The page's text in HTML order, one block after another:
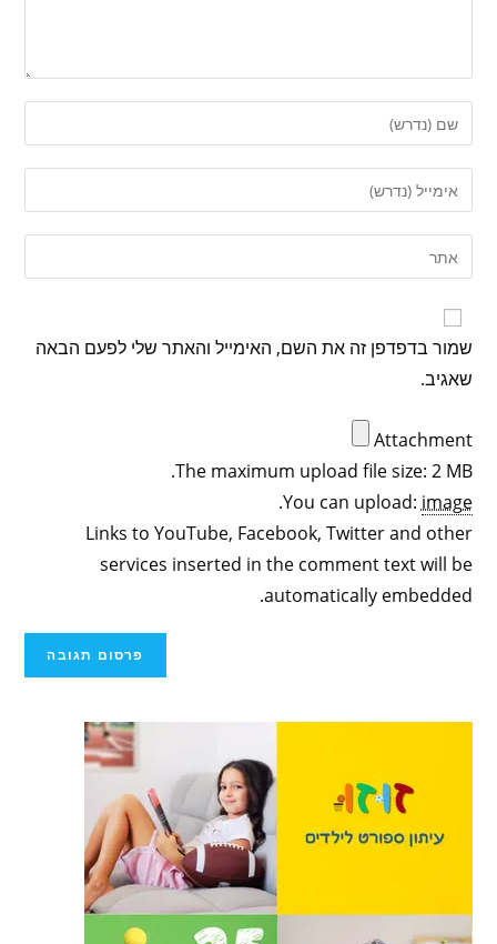
שמור בדפדפן זה את השם, האימייל והאתר שלי לפעם הבאה
שאגיב.
Attachment
The maximum upload file size: 2 MB.
You can upload: image
.
Links to YouTube, Facebook, Twitter and other
services inserted in the comment text will be
automatically embedded.